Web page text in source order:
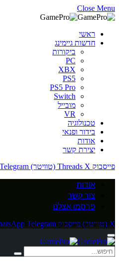
Close Menu
ראשי
חדשות גיימינג
ביקורות
PC
XBX
PS5
PS5 Pro
Switch
מובייל
VR
טכנולוגיה
בידור ופנאי
אודות
יצירת קשר
פייסבוק
Threads X (טוויטר) Telegram
אודות
צור קשר
פרסמו אצלנו
X (טוויטר) פייסבוק Telegram